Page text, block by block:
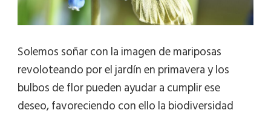
Solemos soñar con la imagen de mariposas
revoloteando por el jardín en primavera y los
bulbos de flor pueden ayudar a cumplir ese
deseo, favoreciendo con ello la biodiversidad